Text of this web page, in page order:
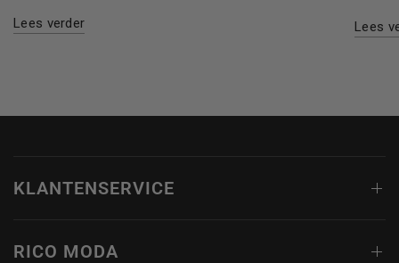
Lees verder Lees
KLANTENSERVICE
RICO MODA